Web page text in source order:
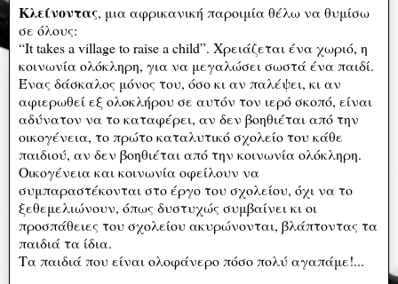
Κλείνοντας, μια αφρικανική παροιμία θέλω να θυμίσω
σε όλους:
“It takes a village to raise a child”. Χρειάζεται ένα χωριό, η
κοινωνία ολόκληρη, για να μεγαλώσει σωστά ένα παιδί.
Ένας δάσκαλος μόνος του, όσο κι αν παλέψει, κι αν
αφιερωθεί εξ ολοκλήρου σε αυτόν τον ιερό σκοπό, είναι
αδύνατον να το καταφέρει, αν δεν βοηθιέται από την
οικογένεια, το πρώτο καταλυτικό σχολείο του κάθε
παιδιού, αν δεν βοηθιέται από την κοινωνία ολόκληρη.
Οικογένεια και κοινωνία οφείλουν να
συμπαραστέκονται στο έργο του σχολείου, όχι να το
ξεθεμελιώνουν, όπως δυστυχώς συμβαίνει κι οι
προσπάθειες του σχολείου ακυρώνονται, βλάπτοντας τα
παιδιά τα ίδια.
Τα παιδιά που είναι ολοφάνερο πόσο πολύ αγαπάμε!...